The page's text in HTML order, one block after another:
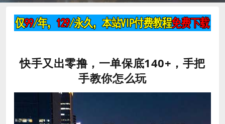
快手又出零撸，一单保底140+，手把
手教你怎么玩